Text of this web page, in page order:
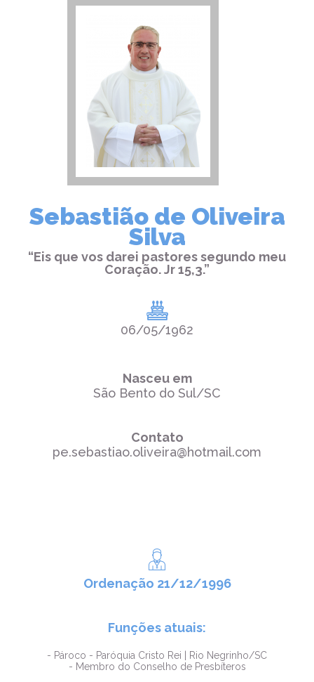
Sebastião de Oliveira
Silva
“Eis que vos darei pastores segundo meu
Coração. Jr 15,3.”
06/05/1962
Nasceu em
São Bento do Sul/SC
Contato
pe.sebastiao.oliveira@hotmail.com
Ordenação 21/12/1996
Funções atuais:
- Pároco - Paróquia Cristo Rei | Rio Negrinho/SC
- Membro do Conselho de Presbíteros